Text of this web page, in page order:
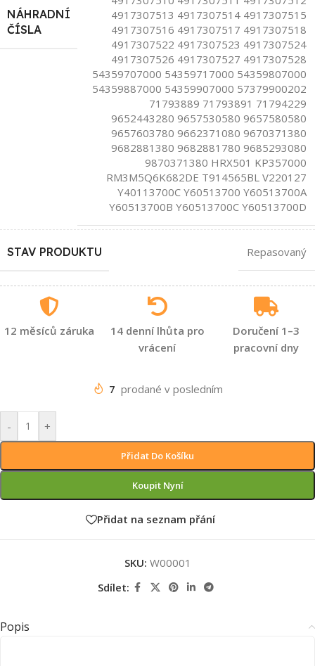
NÁHRADNÍ
ČÍSLA
4917307513 4917307514 4917307515
4917307516 4917307517 4917307518
4917307522 4917307523 4917307524
4917307526 4917307527 4917307528
54359707000 54359717000 54359807000
54359887000 54359907000 57379900202
71793889 71793891 71794229
9652443280 9657530580 9657580580
9657603780 9662371080 9670371380
9682881380 9682881780 9685293080
9870371380 HRX501 KP357000
RM3M5Q6K682DE T914565BL V220127
Y40113700C Y60513700 Y60513700A
Y60513700B Y60513700C Y60513700D
STAV PRODUKTU Repasovaný
12 měsíců záruka
14 denní lhůta pro
vrácení
Doručení 1–3
pracovní dny
7 prodané v posledním
- +
Přidat Do Košíku
Koupit Nyní
Přidat na seznam přání
SKU: W00001
Sdílet:
Popis